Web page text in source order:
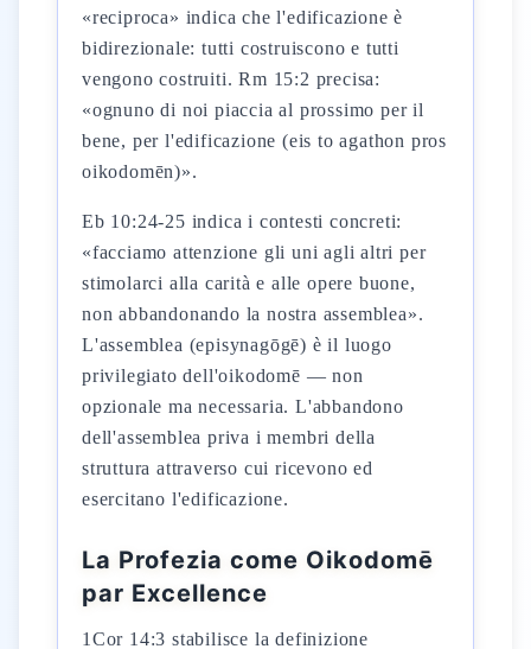
«reciproca» indica che l'edificazione è
bidirezionale: tutti costruiscono e tutti
vengono costruiti. Rm 15:2 precisa:
«ognuno di noi piaccia al prossimo per il
bene, per l'edificazione (eis to agathon pros
oikodomēn)».
Eb 10:24-25 indica i contesti concreti:
«facciamo attenzione gli uni agli altri per
stimolarci alla carità e alle opere buone,
non abbandonando la nostra assemblea».
L'assemblea (episynagōgē) è il luogo
privilegiato dell'oikodomē — non
opzionale ma necessaria. L'abbandono
dell'assemblea priva i membri della
struttura attraverso cui ricevono ed
esercitano l'edificazione.
La Profezia come Oikodomē
par Excellence
1Cor 14:3 stabilisce la definizione